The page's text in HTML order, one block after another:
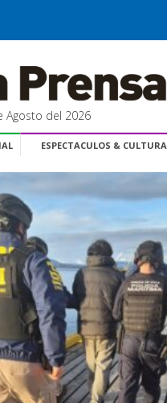
Agosto del 2026
ESPECTACULOS & CULTURA